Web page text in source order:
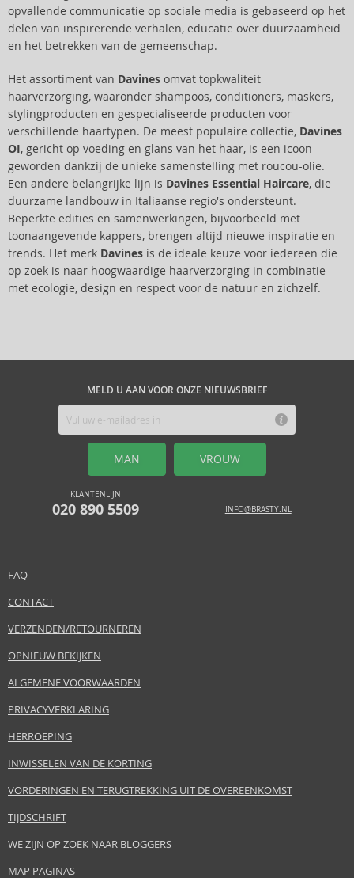
opvallende communicatie op sociale media is gebaseerd op het
delen van inspirerende verhalen, educatie over duurzaamheid
en het betrekken van de gemeenschap.
Het assortiment van Davines omvat topkwaliteit
haarverzorging, waaronder shampoos, conditioners, maskers,
stylingproducten en gespecialiseerde producten voor
verschillende haartypen. De meest populaire collectie, Davines
OI, gericht op voeding en glans van het haar, is een icoon
geworden dankzij de unieke samenstelling met roucou-olie.
Een andere belangrijke lijn is Davines Essential Haircare, die
duurzame landbouw in Italiaanse regio's ondersteunt.
Beperkte edities en samenwerkingen, bijvoorbeeld met
toonaangevende kappers, brengen altijd nieuwe inspiratie en
trends. Het merk Davines is de ideale keuze voor iedereen die
op zoek is naar hoogwaardige haarverzorging in combinatie
met ecologie, design en respect voor de natuur en zichzelf.
MELD U AAN VOOR ONZE NIEUWSBRIEF
MAN VROUW
KLANTENLIJN
020 890 5509 INFO@BRASTY.NL
FAQ
CONTACT
VERZENDEN/RETOURNEREN
OPNIEUW BEKIJKEN
ALGEMENE VOORWAARDEN
PRIVACYVERKLARING
HERROEPING
INWISSELEN VAN DE KORTING
VORDERINGEN EN TERUGTREKKING UIT DE OVEREENKOMST
TIJDSCHRIFT
WE ZIJN OP ZOEK NAAR BLOGGERS
MAP PAGINAS